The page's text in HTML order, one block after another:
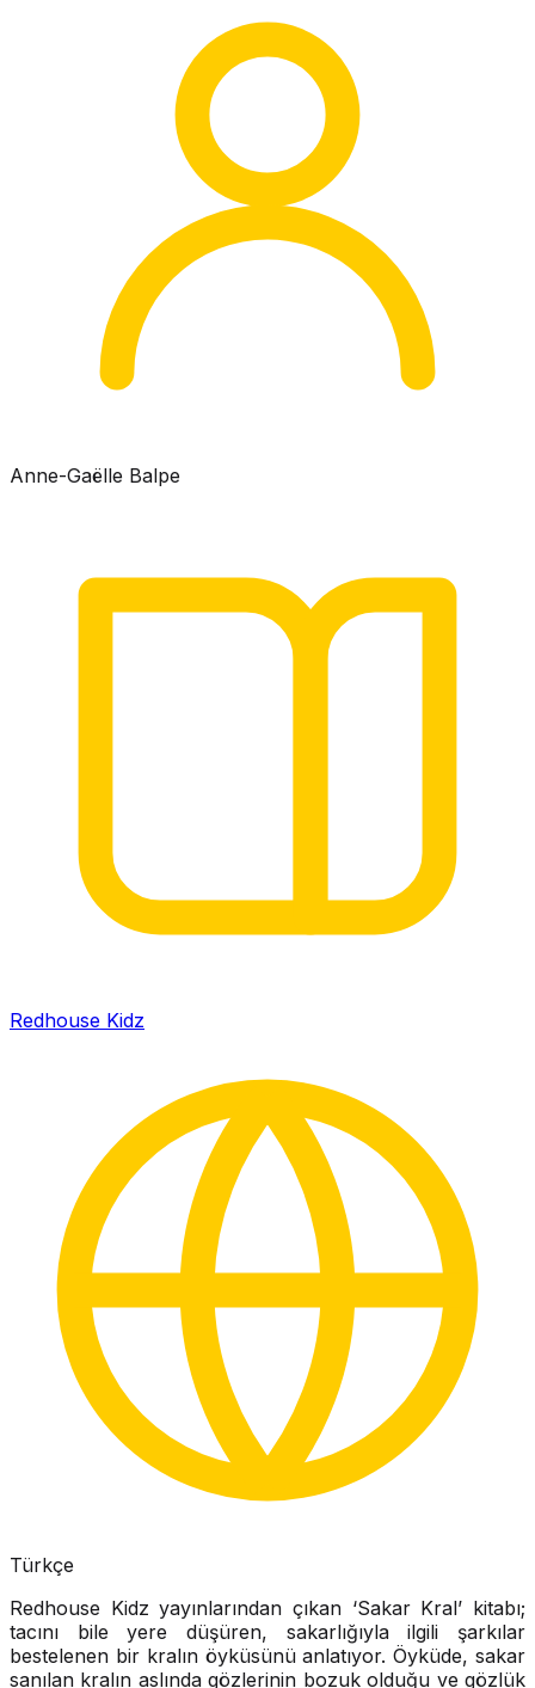
Anne-Gaëlle Balpe
Redhouse Kidz
Türkçe
Redhouse Kidz yayınlarından çıkan ‘Sakar Kral’ kitabı;
tacını bile yere düşüren, sakarlığıyla ilgili şarkılar
bestelenen bir kralın öyküsünü anlatıyor. Öyküde, sakar
sanılan kralın aslında gözlerinin bozuk olduğu ve gözlük